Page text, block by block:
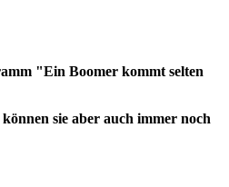
"Ein Boomer kommt selten
sie aber auch immer noch